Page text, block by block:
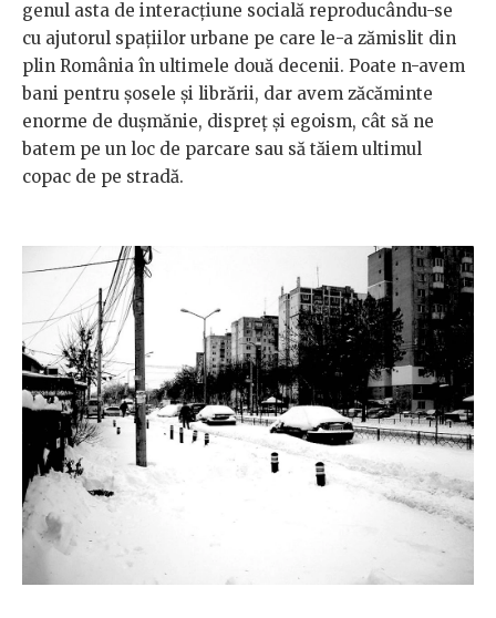
genul asta de interacţiune socială reproducându-se
cu ajutorul spaţiilor urbane pe care le-a zămislit din
plin România în ultimele două decenii. Poate n-avem
bani pentru şosele şi librării, dar avem zăcăminte
enorme de duşmănie, dispreţ şi egoism, cât să ne
batem pe un loc de parcare sau să tăiem ultimul
copac de pe stradă.